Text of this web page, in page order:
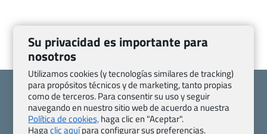
Quienes somos
Contacto
Su privacidad es importante para
nosotros
Utilizamos cookies (y tecnologías similares de tracking)
para propósitos técnicos y de marketing, tanto propias
como de terceros. Para consentir su uso y seguir
navegando en nuestro sitio web de acuerdo a nuestra
Política de cookies,haga clic en "Aceptar".
Hagaclic aquípara configurar sus preferencias.